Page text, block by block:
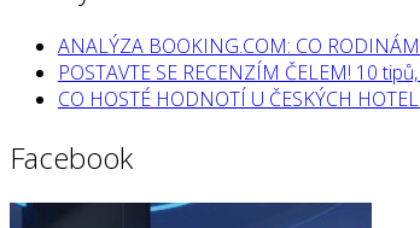
ANALÝZA BOOKING.COM: CO
POSTAVTE SE RECENZÍM ČELEM! 10
CO HOSTÉ HODNOTÍ U ČESKÝCH
Facebook